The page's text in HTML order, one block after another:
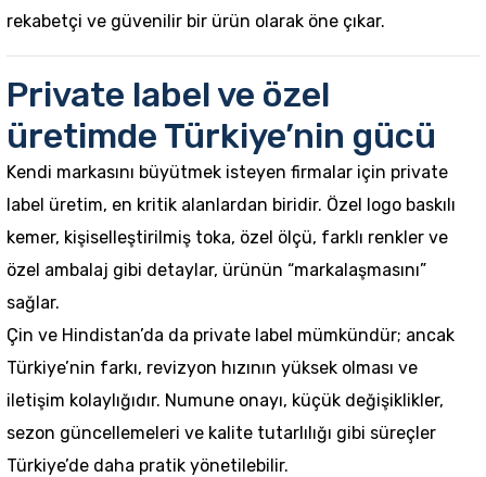
rekabetçi ve güvenilir bir ürün olarak öne çıkar.
Private label ve özel
üretimde Türkiye’nin gücü
Kendi markasını büyütmek isteyen firmalar için private
label üretim, en kritik alanlardan biridir. Özel logo baskılı
kemer, kişiselleştirilmiş toka, özel ölçü, farklı renkler ve
özel ambalaj gibi detaylar, ürünün “markalaşmasını”
sağlar.
Çin ve Hindistan’da da private label mümkündür; ancak
Türkiye’nin farkı, revizyon hızının yüksek olması ve
iletişim kolaylığıdır. Numune onayı, küçük değişiklikler,
sezon güncellemeleri ve kalite tutarlılığı gibi süreçler
Türkiye’de daha pratik yönetilebilir.